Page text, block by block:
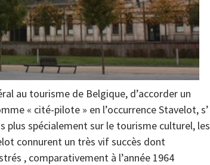
au tourisme de Belgique, d’accorder un
« cité-pilote » en l’occurrence Stavelot, s’
plus spécialement sur le tourisme culturel, les
connurent un très vif succès dont
, comparativement à l’année 1964